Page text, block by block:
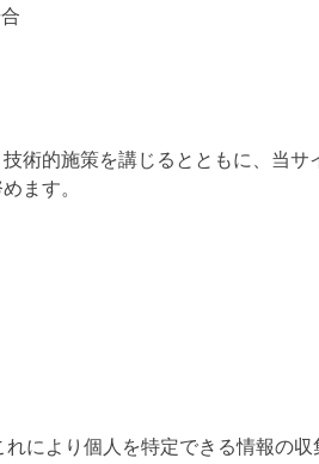
術的施策を講じるとともに、当サ
ます。
により個人を特定できる情報の収